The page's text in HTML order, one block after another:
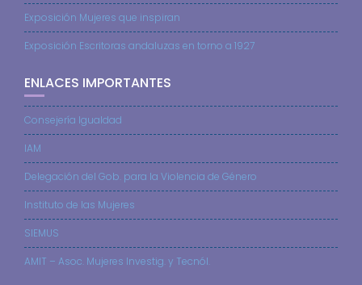
Exposición Mujeres que inspiran
Exposición Escritoras andaluzas en torno a 1927
ENLACES IMPORTANTES
Consejería Igualdad
IAM
Delegación del Gob. para la Violencia de Género
Instituto de las Mujeres
SIEMUS
AMIT – Asoc. Mujeres Investig. y Tecnól.